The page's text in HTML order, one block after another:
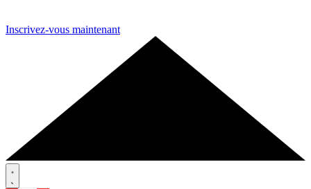
Inscrivez-vous maintenant